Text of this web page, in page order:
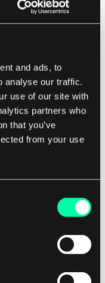
and ads, to
analyse our traffic.
use of our site with
partners who
that you’ve
from your use
rzecz biorąc,
procesu
że
kodu
którą można